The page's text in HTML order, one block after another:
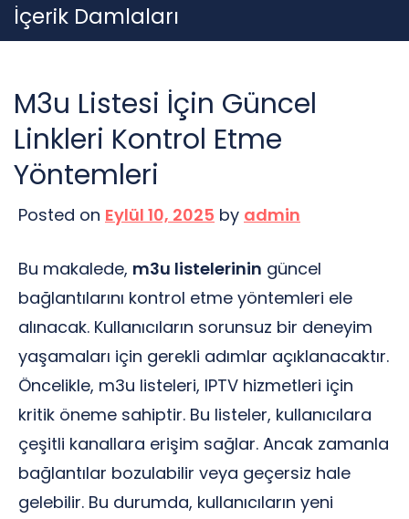
Skip
to
İçerik Damlaları
M3u Listesi İçin Güncel
Linkleri Kontrol Etme
Yöntemleri
Posted on Eylül 10, 2025 by admin
Bu makalede, m3u listelerinin güncel
bağlantılarını kontrol etme yöntemleri ele
alınacak. Kullanıcıların sorunsuz bir deneyim
yaşamaları için gerekli adımlar açıklanacaktır.
Öncelikle, m3u listeleri, IPTV hizmetleri için
kritik öneme sahiptir. Bu listeler, kullanıcılara
çeşitli kanallara erişim sağlar. Ancak zamanla
bağlantılar bozulabilir veya geçersiz hale
gelebilir. Bu durumda, kullanıcıların yeni